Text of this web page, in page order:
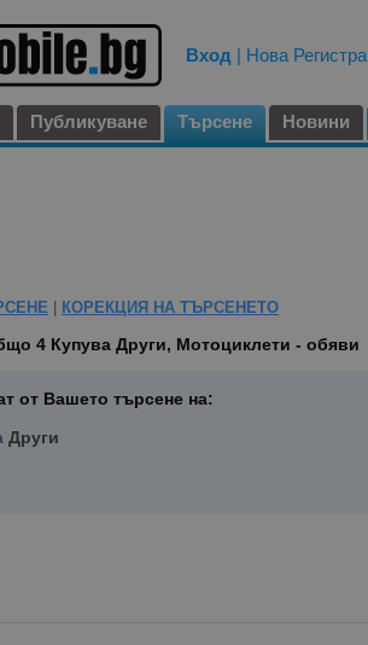
Вход | Нова
Публикуване Търсене Новини
КОРЕКЦИЯ НА ТЪРСЕНЕТО
4 Купува Други, Мотоциклети - обяви
от Вашето търсене на:
Други